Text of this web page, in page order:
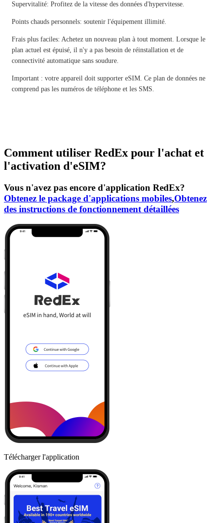
Supervitalité: Profitez de la vitesse des données d'hypervitesse.
Points chauds personnels: soutenir l'équipement illimité.
Frais plus faciles: Achetez un nouveau plan à tout moment. Lorsque le
plan actuel est épuisé, il n'y a pas besoin de réinstallation et de
connectivité automatique sans soudure.
Important : votre appareil doit supporter eSIM. Ce plan de données ne
comprend pas les numéros de téléphone et les SMS.
Comment utiliser RedEx pour l'achat et
l'activation d'eSIM?
Vous n'avez pas encore d'application RedEx?
Obtenez le package d'applications mobiles,Obtenez
des instructions de fonctionnement détaillées
Télécharger l'application